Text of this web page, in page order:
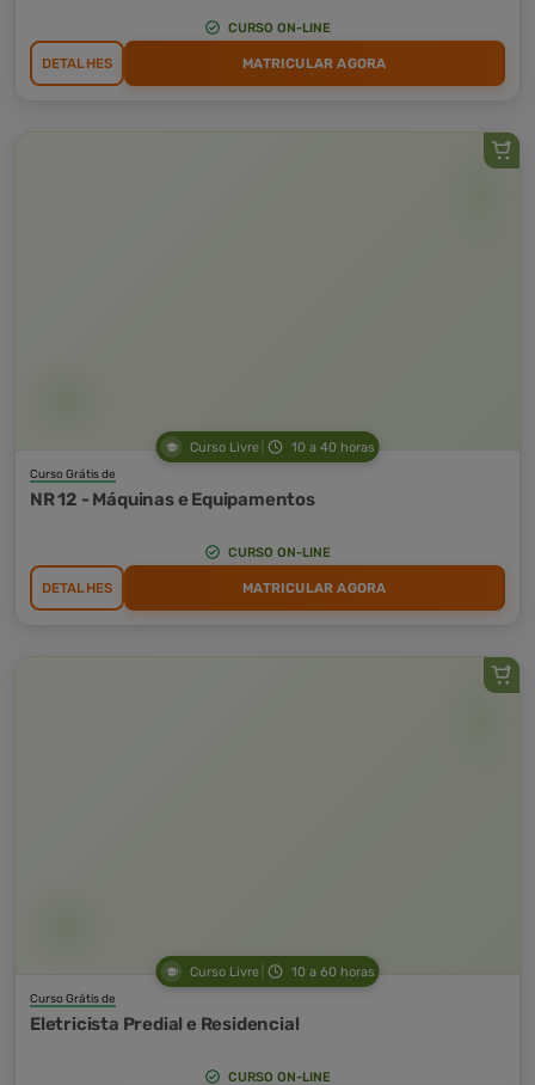
CURSO ON-LINE
DETALHES MATRICULAR AGORA
Curso Livre 10 a 40 horas
Curso Grátis de
NR 12 - Máquinas e Equipamentos
CURSO ON-LINE
DETALHES MATRICULAR AGORA
Curso Livre 10 a 60 horas
Curso Grátis de
Eletricista Predial e Residencial
CURSO ON-LINE